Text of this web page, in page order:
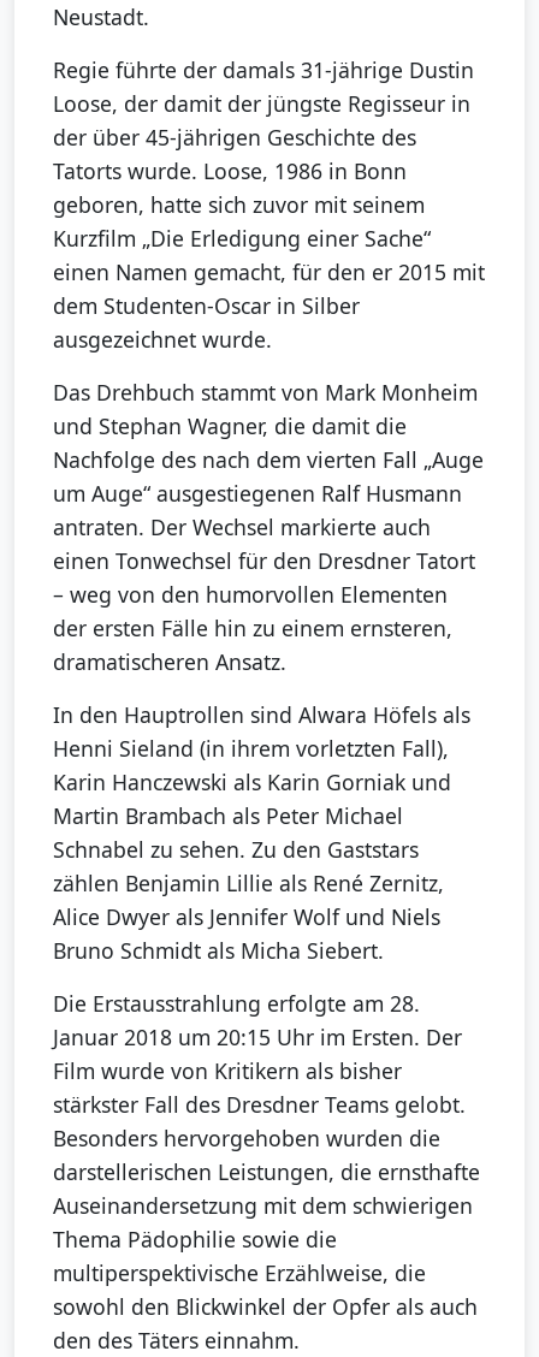
Neustadt.
Regie führte der damals 31-jährige Dustin
Loose, der damit der jüngste Regisseur in
der über 45-jährigen Geschichte des
Tatorts wurde. Loose, 1986 in Bonn
geboren, hatte sich zuvor mit seinem
Kurzfilm „Die Erledigung einer Sache“
einen Namen gemacht, für den er 2015 mit
dem Studenten-Oscar in Silber
ausgezeichnet wurde.
Das Drehbuch stammt von Mark Monheim
und Stephan Wagner, die damit die
Nachfolge des nach dem vierten Fall „Auge
um Auge“ ausgestiegenen Ralf Husmann
antraten. Der Wechsel markierte auch
einen Tonwechsel für den Dresdner Tatort
– weg von den humorvollen Elementen
der ersten Fälle hin zu einem ernsteren,
dramatischeren Ansatz.
In den Hauptrollen sind Alwara Höfels als
Henni Sieland (in ihrem vorletzten Fall),
Karin Hanczewski als Karin Gorniak und
Martin Brambach als Peter Michael
Schnabel zu sehen. Zu den Gaststars
zählen Benjamin Lillie als René Zernitz,
Alice Dwyer als Jennifer Wolf und Niels
Bruno Schmidt als Micha Siebert.
Die Erstausstrahlung erfolgte am 28.
Januar 2018 um 20:15 Uhr im Ersten. Der
Film wurde von Kritikern als bisher
stärkster Fall des Dresdner Teams gelobt.
Besonders hervorgehoben wurden die
darstellerischen Leistungen, die ernsthafte
Auseinandersetzung mit dem schwierigen
Thema Pädophilie sowie die
multiperspektivische Erzählweise, die
sowohl den Blickwinkel der Opfer als auch
den des Täters einnahm.